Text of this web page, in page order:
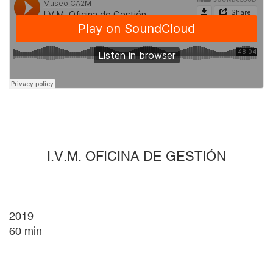
I.V.M. OFICINA DE GESTIÓN
2019
60 min